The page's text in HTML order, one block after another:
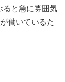
ると急に雰囲気
働いているた